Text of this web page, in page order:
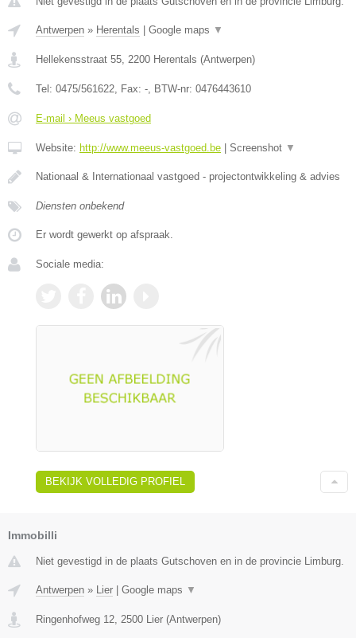
Antwerpen » Herentals Google maps ▼
Hellekensstraat 55, 2200 Herentals (Antwerpen)
Tel: 0475/561622, Fax: -, BTW-nr: 0476443610
E-mail › Meeus vastgoed
Website: http://www.meeus-vastgoed.be Screenshot ▼
Nationaal & Internationaal vastgoed - projectontwikkeling & advies
Diensten onbekend
Er wordt gewerkt op afspraak.
Sociale media:
BEKIJK VOLLEDIG PROFIEL
Immobilli
Niet gevestigd in de plaats Gutschoven en in de provincie Limburg.
Antwerpen » Lier Google maps ▼
Ringenhofweg 12, 2500 Lier (Antwerpen)